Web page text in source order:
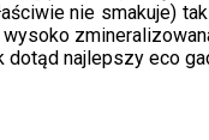
nie smakuje)
najlepszy eco